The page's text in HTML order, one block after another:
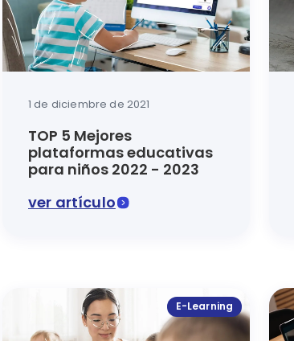
1 de diciembre de 2021
TOP 5 Mejores
plataformas educativas
para niños 2022 - 2023
ver artículo
E-Learning